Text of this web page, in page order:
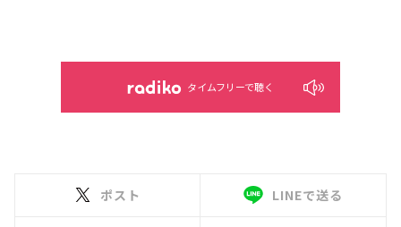
タイムフリーで聴く
ポスト LINEで送る